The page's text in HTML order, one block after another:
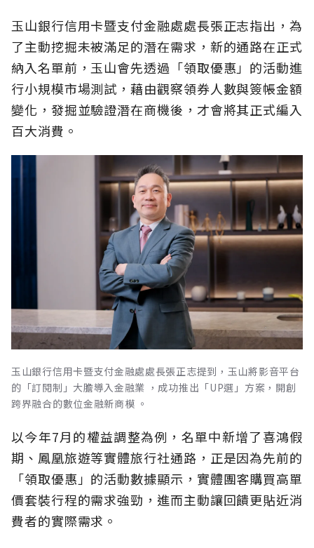
玉山銀行信用卡暨支付金融處處長張正志指出，為
了主動挖掘未被滿足的潛在需求，新的通路在正式
納入名單前，玉山會先透過「領取優惠」的活動進
行小規模市場測試，藉由觀察領券人數與簽帳金額
變化，發掘並驗證潛在商機後，才會將其正式編入
百大消費。
玉山銀行信用卡暨支付金融處處長張正志提到，玉山將影音平台
的「訂閱制」大膽導入金融業 ，成功推出「UP選」方案，開創
跨界融合的數位金融新商模 。
以今年7月的權益調整為例，名單中新增了喜鴻假
期、鳳凰旅遊等實體旅行社通路，正是因為先前的
「領取優惠」的活動數據顯示，實體團客購買高單
價套裝行程的需求強勁，進而主動讓回饋更貼近消
費者的實際需求。